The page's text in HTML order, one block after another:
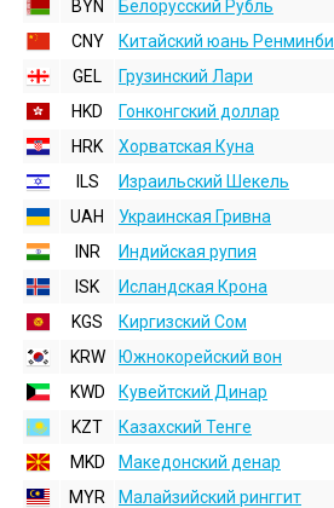
BYN
Белорусский Рубль
CNY
Китайский юань Ренминби
GEL
Грузинский Лари
HKD
Гонконгский доллаp
HRK
Хорватская Куна
ILS
Израильский Шекель
UAH
Украинская Гривна
INR
Индийская pупия
ISK
Исландская Крона
KGS
Киргизский Сом
KRW
Южнокорейский вон
KWD
Кувейтский Динар
KZT
Казахский Тенге
MKD
Македонский денар
MYR
Малайзийский ринггит